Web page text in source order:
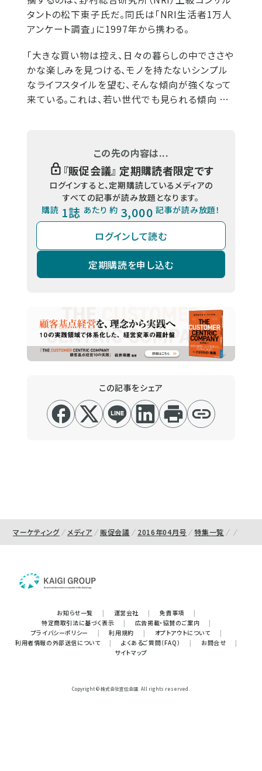
タントの松下東子氏だ。同氏は「NRI生活者1万人
アンケート調査」に1997年から携わる。
「大きな買い物は控え、日々の暮らしの中でささや
かな楽しみを見つける、モノを持たないシンプル
なライフスタイルを望む、そんな傾向が強くなって
来ている。これは、若い世代でも見られる傾向 …
この先の内容は...
『販促会議』 定期購読者限定です
ログインすると、定期購読しているメディアの
すべての記事が読み放題となります。
購読 1誌 あたり 約 3,000 記事が読み放題！
ログインして読む
定期購読を申し込む
この記事をシェア
マーケティング メディア 販促会議 2016年04月号 特集一覧
お知らせ一覧 | 運営会社 | 免責事項
|
特定商取引法に基づく表示
| 広告掲載・協賛のご案内
|
プライバシーポリシー
| 利用規約 | オプトアウトについて
|
利用者情報の外部送信について
| よくあるご質問（FAQ） | お問合せ
|
サイトマップ
Copyright © 株式会社宣伝会議. All rights reserved.